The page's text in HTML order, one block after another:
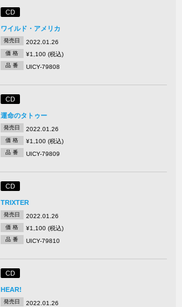
CD
ワイルド・アメリカ
発売日 2022.01.26
価 格 ¥1,100 (税込)
品 番 UICY-79808
CD
運命のタトゥー
発売日 2022.01.26
価 格 ¥1,100 (税込)
品 番 UICY-79809
CD
TRIXTER
発売日 2022.01.26
価 格 ¥1,100 (税込)
品 番 UICY-79810
CD
HEAR!
発売日 2022.01.26